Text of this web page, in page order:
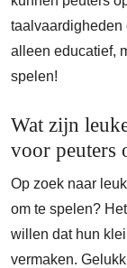
alleen educatief,
spelen!
Wat zijn
voor peuters
Op zoek naar
om te spelen?
willen dat hun
vermaken.